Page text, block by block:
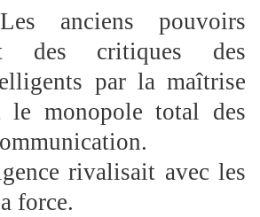
pouvoirs
des critiques des
par la maîtrise
le monopole total des
rivalisait avec les
force.